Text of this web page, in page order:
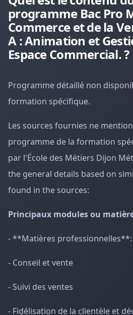
programme Bac Pro
Commerce et de la
A : Animation et
Espace Commercial. ?
Programme détaillé non
formation spécifique.
Les sources fournies ne
programme de la formation
par l'École des Métiers Dijon
the general details based on
found in the sources:
Principaux modules ou
- **Matières professionnelles**:
- Conseil et vente
- Suivi des ventes
- Fidélisation de la clientèle et